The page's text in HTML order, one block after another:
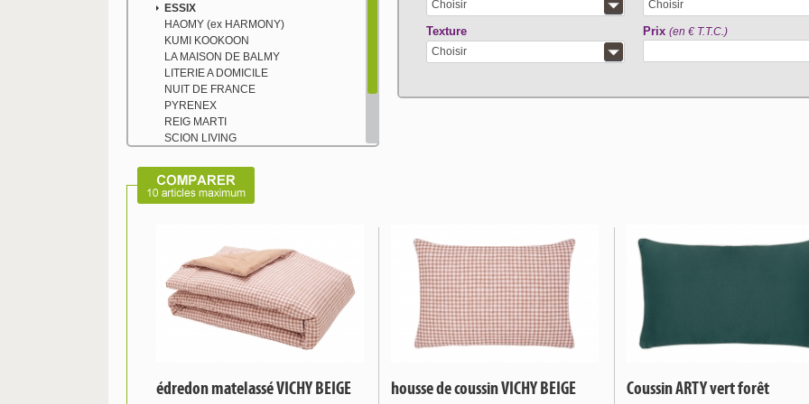
ESSIX
HAOMY (ex HARMONY)
KUMI KOOKOON
LA MAISON DE BALMY
LITERIE A DOMICILE
NUIT DE FRANCE
PYRENEX
REIG MARTI
SCION LIVING
TISSAGE DU MOULIN
TOISON D'OR
TRADITION DES VOSGES
Choisir Choisir
Texture
Choisir
Prix (en € T.T.C.)
édredon matelassé VICHY BEIGE housse de coussin VICHY BEIGE Coussin ARTY vert forêt